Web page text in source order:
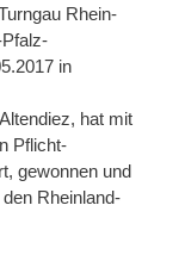
Rhein-
in
hat mit
Pflicht-
gewonnen und
Rheinland-